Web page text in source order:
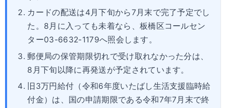
カードの配送は4月下旬から7月末で完了予定でし
た。8月に入っても未着なら、板橋区コールセン
ター03-6632-1179へ照会します。
郵便局の保管期限切れで受け取れなかった分は、
8月下旬以降に再発送が予定されています。
旧3万円給付（令和6年度いたばし生活支援臨時給
付金）は、国の申請期限である令和7年7月末で終